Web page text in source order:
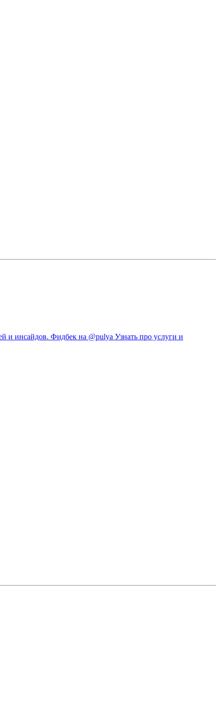
и инсайдов. Фидбек на @pulya Узнать про услуги и